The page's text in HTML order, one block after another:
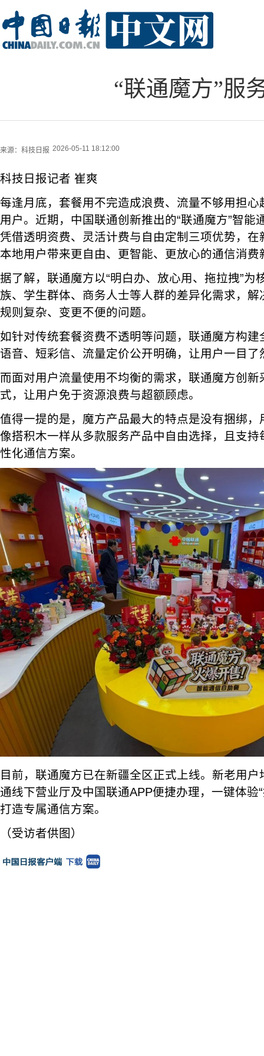
“联通魔方”服
来源： 科技日报 2026-05-11 18:12:00
科技日报记者 崔爽
每逢月底，套餐用不完造成浪费、流量不够用担
用户。近期，中国联通创新推出的“联通魔方”智能
凭借透明资费、灵活计费与自由定制三项优势，
本地用户带来更自由、更智能、更放心的通信消费
据了解，联通魔方以“明白办、放心用、拖拉拽”为
族、学生群体、商务人士等人群的差异化需求，
规则复杂、变更不便的问题。
如针对传统套餐资费不透明等问题，联通魔方构
语音、短彩信、流量定价公开明确，让用户一目了
而面对用户流量使用不均衡的需求，联通魔方创
式，让用户免于资源浪费与超额顾虑。
值得一提的是，魔方产品最大的特点是没有捆绑
像搭积木一样从多款服务产品中自由选择，且支
性化通信方案。
目前，联通魔方已在新疆全区正式上线。新老用
通线下营业厅及中国联通APP便捷办理，一键体验
打造专属通信方案。
（受访者供图）